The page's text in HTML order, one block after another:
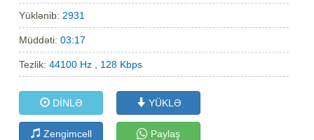
Yüklənib: 2931
Müddəti:03:17
Tezlik:44100 Hz , 128 Kbps
DİNLƏ YÜKLƏ
Zengimcell Paylaş